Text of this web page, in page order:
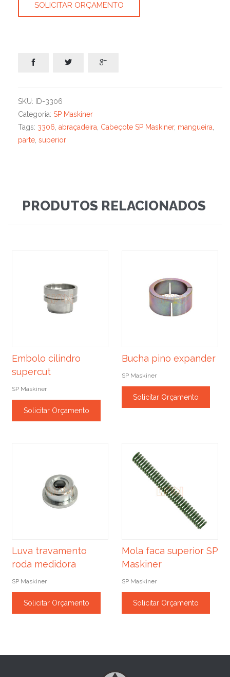
SOLICITAR ORÇAMENTO
  
SKU:
ID-3306
Categoria: SP Maskiner
Tags: 3306 abraçadeira Cabeçote SP Maskiner, mangueira
parte superior
PRODUTOS RELACIONADOS
Embolo cilindro
supercut
SP Maskiner
Solicitar Orçamento
Bucha pino expander
SP Maskiner
Solicitar Orçamento
Luva travamento
roda medidora
SP Maskiner
Solicitar Orçamento
Mola faca superior SP
Maskiner
SP Maskiner
Solicitar Orçamento